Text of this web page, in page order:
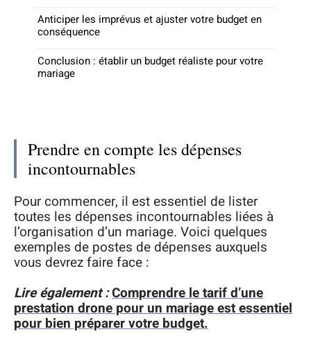
Anticiper les imprévus et ajuster votre budget en
conséquence
Conclusion : établir un budget réaliste pour votre
mariage
Prendre en compte les dépenses
incontournables
Pour commencer, il est essentiel de lister
toutes les dépenses incontournables liées à
l’organisation d’un mariage. Voici quelques
exemples de postes de dépenses auxquels
vous devrez faire face :
Lire également :Comprendre le tarif d’une
prestation drone pour un mariage est essentiel
pour bien préparer votre budget.